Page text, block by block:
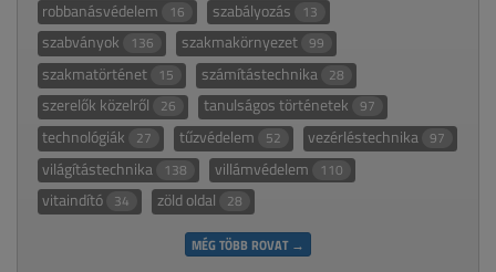
robbanásvédelem 16 szabályozás 13
szabványok 136 szakmakörnyezet 99
szakmatörténet 15 számítástechnika 28
szerelők közelről 26 tanulságos történetek 97
technológiák 27 tűzvédelem 52 vezérléstechnika 97
világítástechnika 138 villámvédelem 110
vitaindító 34 zöld oldal 28
MÉG TÖBB ROVAT →